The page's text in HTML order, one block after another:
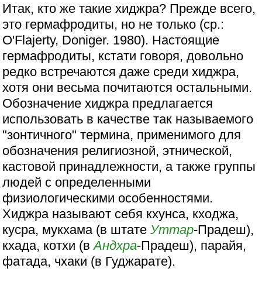
Итак, кто же такие хиджра? Прежде всего,
это гермафродиты, но не только (ср.:
O'Flajerty, Doniger. 1980). Настоящие
гермафродиты, кстати говоря, довольно
редко встречаются даже среди хиджра,
хотя они весьма почитаются остальными.
Обозначение хиджра предлагается
использовать в качестве так называемого
"зонтичного" термина, применимого для
обозначения религиозной, этнической,
кастовой принадлежности, а также группы
людей с определенными
физиологическими особенностями.
Хиджра называют себя кхунса, кходжа,
кусра, мукхама (в штатеУттар-Прадеш),
кхада, котхи (вАндхра-Прадеш), парайя,
фатада, чхаки (в Гуджарате).